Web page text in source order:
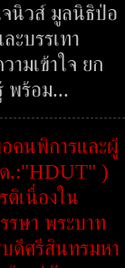
นิวส์ มูลนิธิป่อ
ะบรรเทา
มเข้าใจ ยก
พร้อม...
คนพิการและผู้
.:"HDUT" )
ติเนื่องใน
รษา พระบาท
บดีศรีสินทรมหา